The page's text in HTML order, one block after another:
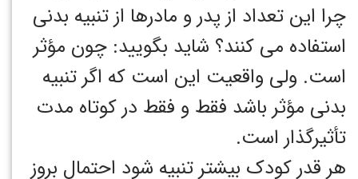
چرا این تعداد از پدر و مادرها از تنبیه بدنی
استفاده می کنند؟ شاید بگویید: چون مؤثر
است. ولی واقعیت این است که اگر تنبیه
بدنی مؤثر باشد فقط و فقط در کوتاه مدت
تأثیرگذار است.
هر قدر کودک بیشتر تنبیه شود احتمال بروز